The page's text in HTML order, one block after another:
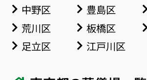
中野区
豊島区
荒川区
板橋区
足立区
江戸川区